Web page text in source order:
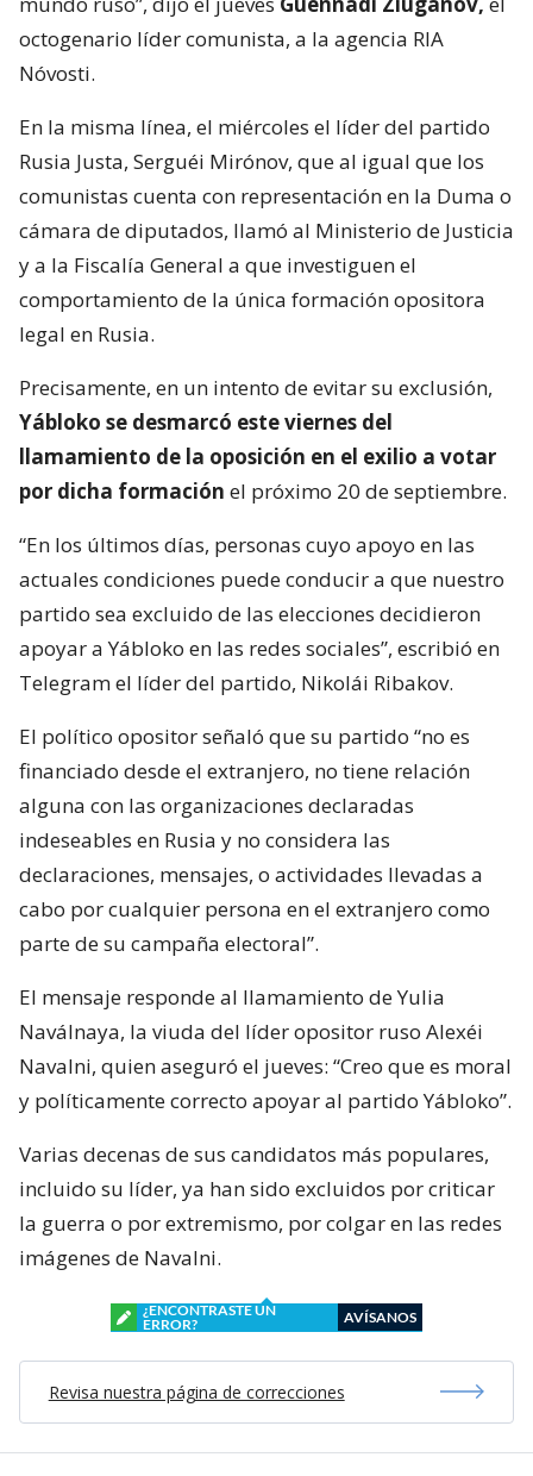
octogenario líder comunista, a la agencia RIA
Nóvosti.
En la misma línea, el miércoles el líder del partido
Rusia Justa, Serguéi Mirónov, que al igual que los
comunistas cuenta con representación en la Duma o
cámara de diputados, llamó al Ministerio de Justicia
y a la Fiscalía General a que investiguen el
comportamiento de la única formación opositora
legal en Rusia.
Precisamente, en un intento de evitar su exclusión,
Yábloko se desmarcó este viernes del
llamamiento de la oposición en el exilio a votar
por dicha formación el próximo 20 de septiembre.
“En los últimos días, personas cuyo apoyo en las
actuales condiciones puede conducir a que nuestro
partido sea excluido de las elecciones decidieron
apoyar a Yábloko en las redes sociales”, escribió en
Telegram el líder del partido, Nikolái Ribakov.
El político opositor señaló que su partido “no es
financiado desde el extranjero, no tiene relación
alguna con las organizaciones declaradas
indeseables en Rusia y no considera las
declaraciones, mensajes, o actividades llevadas a
cabo por cualquier persona en el extranjero como
parte de su campaña electoral”.
El mensaje responde al llamamiento de Yulia
Naválnaya, la viuda del líder opositor ruso Alexéi
Navalni, quien aseguró el jueves: “Creo que es moral
y políticamente correcto apoyar al partido Yábloko”.
Varias decenas de sus candidatos más populares,
incluido su líder, ya han sido excluidos por criticar
la guerra o por extremismo, por colgar en las redes
imágenes de Navalni.
¿ENCONTRASTE UN
ERROR?
AVÍSANOS
Revisa nuestra página de correcciones